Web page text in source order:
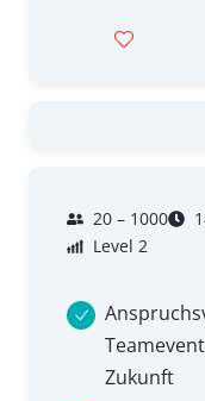
20 – 1000
Level 2
Zukunft